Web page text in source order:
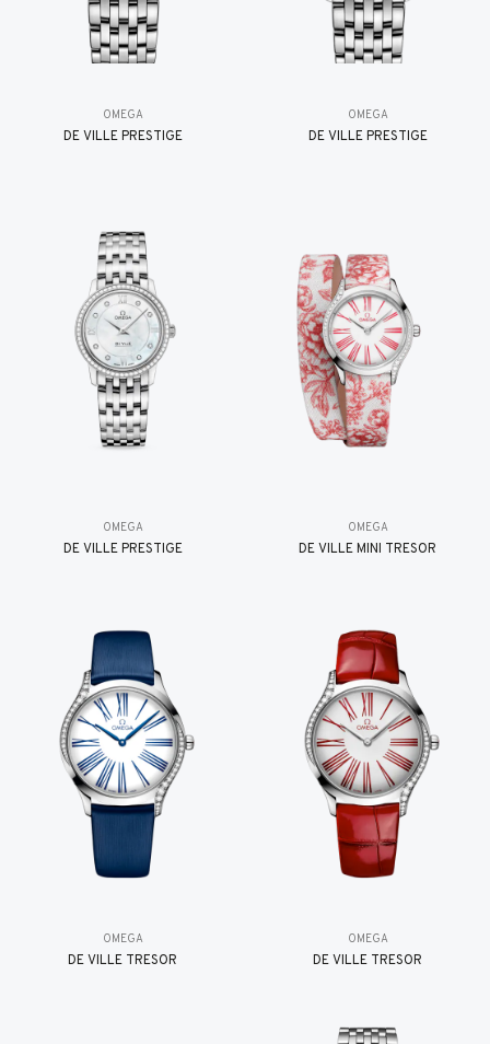
OMEGA
DE VILLE PRESTIGE
OMEGA
DE VILLE PRESTIGE
OMEGA
DE VILLE PRESTIGE
OMEGA
DE VILLE MINI TRÉSOR
OMEGA
DE VILLE TRESOR
OMEGA
DE VILLE TRESOR